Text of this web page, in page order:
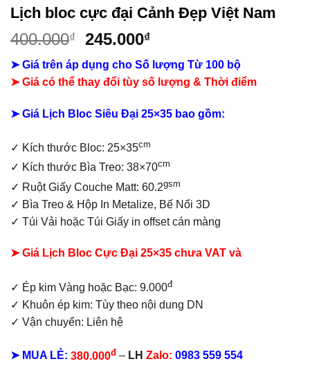
Lịch bloc cực đại Cảnh Đẹp Việt Nam
400.000₫
Giá
là:
400.000₫.
245.000₫Giá
tại
là:
245.000₫.
➤ Giá trên áp dụng cho Số lượng Từ 100 bộ
➤ Giá có thể thay đổi tùy số lượng & Thời điểm
➤ Giá Lịch Bloc Siêu Đại 25×35 bao gồm:
✓ Kích thước Bloc: 25×35cm
✓ Kích thước Bìa Treo: 38×70cm
✓ Ruột Giấy Couche Matt: 60.2gsm
✓ Bìa Treo & Hộp In Metalize, Bế Nổi 3D
✓ Túi Vải hoặc Túi Giấy in offsetcán màng
➤ Giá Lịch Bloc Cực Đại 25×35 chưa VAT và
✓ Ép kim Vàng hoặc Bạc: 9.000đ
✓ Khuôn ép kim: Tùy theo nội dung DN
✓ Vận chuyển: Liên hệ
➤ MUA LẺ: 380.000đ – LH Zalo: 0983 559 554